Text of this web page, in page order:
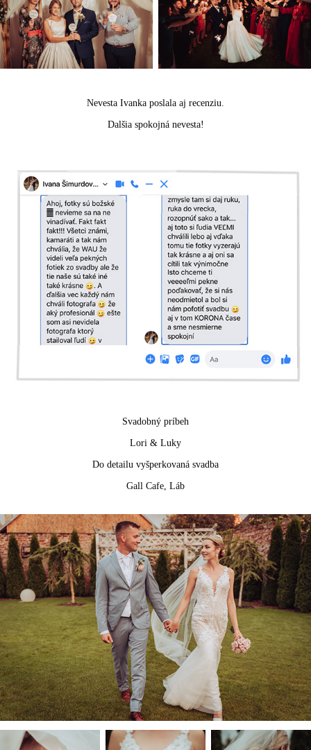
Nevesta Ivanka poslala aj recenziu.
Dalšia spokojná nevesta!
Svadobný príbeh
Lori & Luky
Do detailu vyšperkovaná svadba
Gall Cafe, Láb